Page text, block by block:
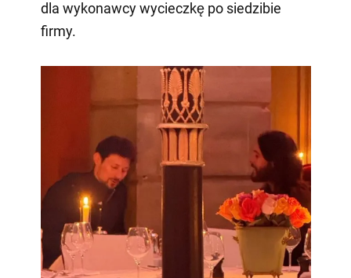
dla wykonawcy wycieczkę po siedzibie
firmy.